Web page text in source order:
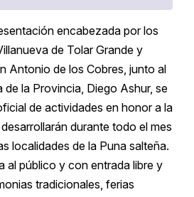
encabezada por los
de Tolar Grande y
Antonio de los Cobres, junto al
de la Provincia, Diego Ashur, se
de actividades en honor a la
durante todo el mes
localidades de la Puna salteña.
al público y con entrada libre y
tradicionales, ferias